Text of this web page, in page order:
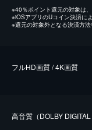
※40％ポイント還元の対象は
※iOSアプリのUコイン決済に
※還元の対象外となる決済方
フルHD画質 / 4K画質
⾼⾳質（DOLBY DIGITAL